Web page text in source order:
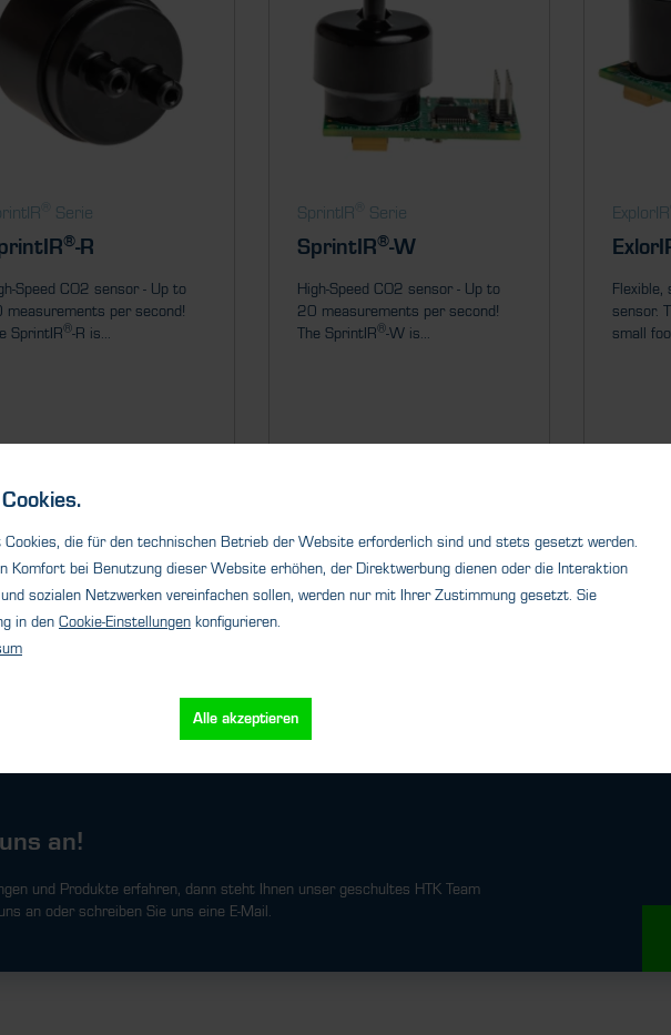
Serie
®-R
Speed CO2 sensor - Up to
measurements per second!
SprintIR®-R is...
SprintIR Serie
SprintIR®-W
High-Speed CO2 sensor - Up to
20 measurements per second!
The SprintIR®-W is...
ExplorIR
sensor.
small
an!
und Produkte erfahren, dann steht Ihnen unser geschultes HTK Team
an oder schreiben Sie uns eine E-Mail.
die für den technischen Betrieb der Website erforderlich sind und stets gesetzt werden.
Komfort bei Benutzung dieser Website erhöhen, der Direktwerbung dienen oder die Interaktion
sozialen Netzwerken vereinfachen sollen, werden nur mit Ihrer Zustimmung gesetzt. Sie
in den Cookie-Einstellungen konfigurieren.
Alle akzeptieren